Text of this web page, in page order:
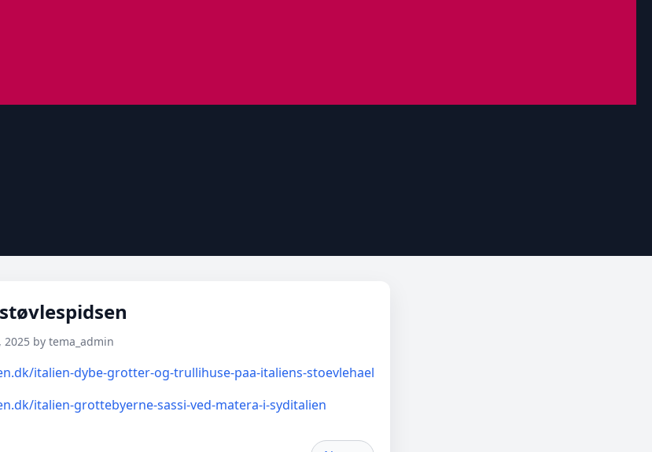
2025 by tema_admin
italien-dybe-grotter-og-trullihuse-paa-italiens-stoevlehael
italien-grottebyerne-sassi-ved-matera-i-syditalien